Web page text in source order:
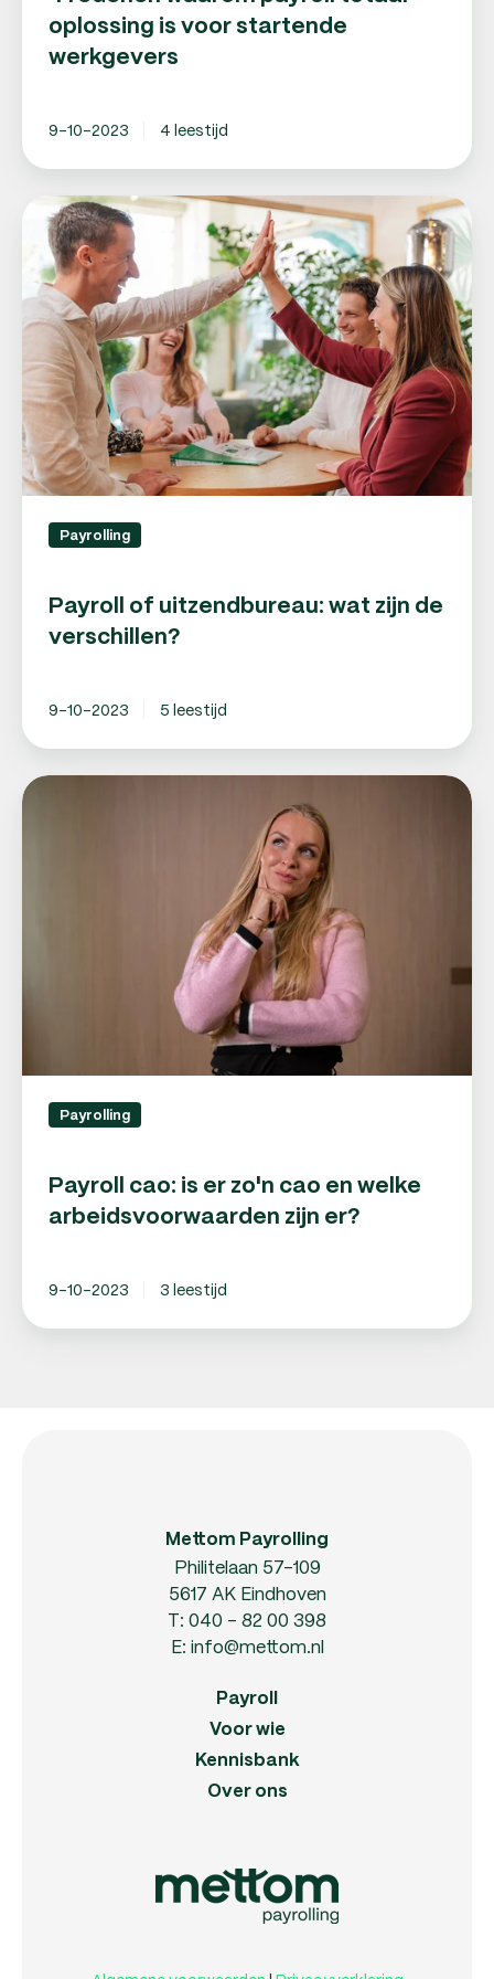
oplossing is voor startende
werkgevers
9-10-2023 4 leestijd
Payroll
uitzendbureau:
wat
zijn
verschillen?
Payrolling
Payroll of uitzendbureau: wat zijn de
verschillen?
9-10-2023 5 leestijd
Payroll
arbeidsvoorwaarden
Payrolling
Payroll cao: is er zo'n cao en welke
arbeidsvoorwaarden zijn er?
9-10-2023 3 leestijd
Mettom Payrolling
Philitelaan 57-109
5617 AK Eindhoven
T: 040 - 82 00 398
E: info@mettom.nl
Payroll
Voor wie
Kennisbank
Over ons